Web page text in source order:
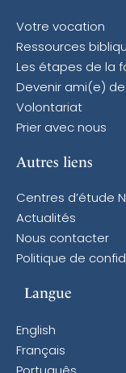
Votre vocation
Ressources
Les étapes de la
Devenir ami(e) de
Volontariat
Prier avec nous
Autres liens
Centres d’étude
Actualités
Nous contacter
Politique de
Langue
English
Français